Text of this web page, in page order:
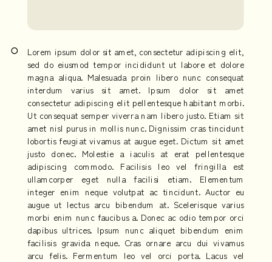
Lorem ipsum dolor sit amet, consectetur adipiscing elit,
sed do eiusmod tempor incididunt ut labore et dolore
magna aliqua. Malesuada proin libero nunc consequat
interdum varius sit amet. Ipsum dolor sit amet
consectetur adipiscing elit pellentesque habitant morbi.
Ut consequat semper viverra nam libero justo. Etiam sit
amet nisl purus in mollis nunc. Dignissim cras tincidunt
lobortis feugiat vivamus at augue eget. Dictum sit amet
justo donec. Molestie a iaculis at erat pellentesque
adipiscing commodo. Facilisis leo vel fringilla est
ullamcorper eget nulla facilisi etiam. Elementum
integer enim neque volutpat ac tincidunt. Auctor eu
augue ut lectus arcu bibendum at. Scelerisque varius
morbi enim nunc faucibus a. Donec ac odio tempor orci
dapibus ultrices. Ipsum nunc aliquet bibendum enim
facilisis gravida neque. Cras ornare arcu dui vivamus
arcu felis. Fermentum leo vel orci porta. Lacus vel